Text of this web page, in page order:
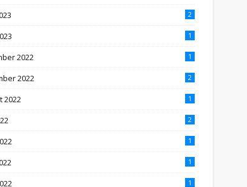
2
1
2022 1
2022 2
2022 1
2
1
1
1